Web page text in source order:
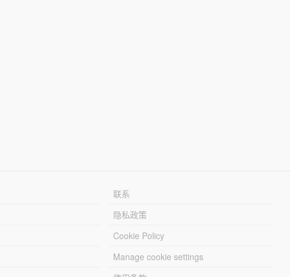
联系
隐私政策
Cookie Policy
Manage cookie settings